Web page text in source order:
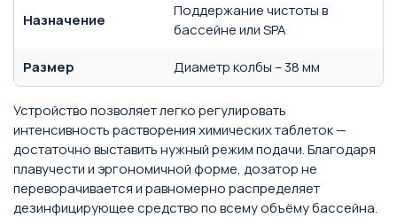
Назначение
Поддержание чистоты в
бассейне или SPA
Размер
Диаметр колбы – 38 мм
Устройство позволяет легко регулировать
интенсивность растворения химических таблеток —
достаточно выставить нужный режим подачи. Благодаря
плавучести и эргономичной форме, дозатор не
переворачивается и равномерно распределяет
дезинфицирующее средство по всему объёму бассейна.